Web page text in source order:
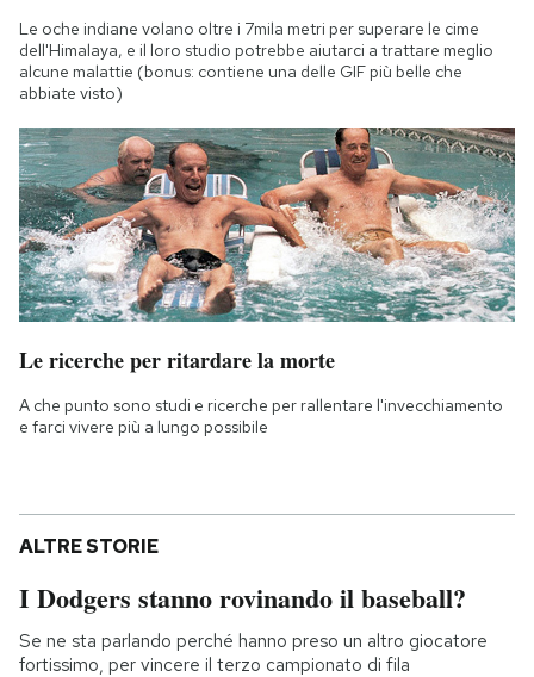
Le oche indiane volano oltre i 7mila metri per superare le cime
dell'Himalaya, e il loro studio potrebbe aiutarci a trattare meglio
alcune malattie (bonus: contiene una delle GIF più belle che
abbiate visto)
Le ricerche per ritardare la morte
A che punto sono studi e ricerche per rallentare l'invecchiamento
e farci vivere più a lungo possibile
ALTRE STORIE
I Dodgers stanno rovinando il baseball?
Se ne sta parlando perché hanno preso un altro giocatore
fortissimo, per vincere il terzo campionato di fila